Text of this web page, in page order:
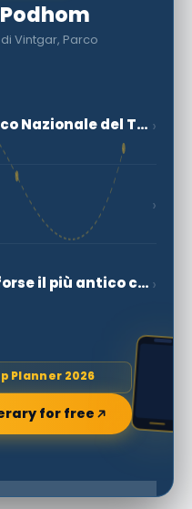
Vintgar, Parco
Gola di Vintgar, Parco Nazionale del Triglav ›
›
Il castello di Bled è forse il più antico castello della Slovenia ›
Planner 2026
for free